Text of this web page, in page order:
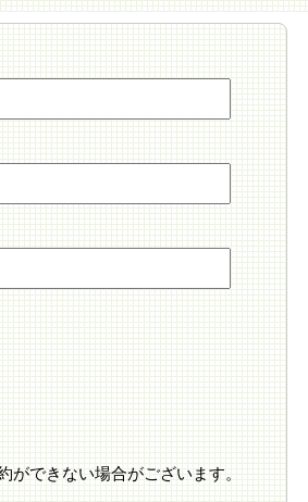
ができない場合がございます。